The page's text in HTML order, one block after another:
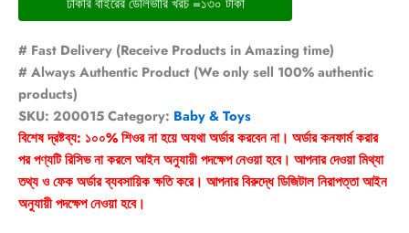
# Fast Delivery (Receive Products in Amazing time)
# Always Authentic Product (We only sell 100% authentic
products)
SKU: 200015Category: Baby & Toys
বিশেষ দ্রষ্টব্য: ১০০% শিওর না হয়ে অযথা অর্ডার করবেন না। অর্ডার কনফার্ম করার
পর পণ্যটি রিসিভ না করলে আইন অনুযায়ী পদক্ষেপ নেওয়া হবে। আপনার দেওয়া মিথ্যা
তথ্য ও ফেক অর্ডার ব্যবসায়িক ক্ষতি করে। আপনার বিরুদ্ধে ডিজিটাল নিরাপত্তা আইন
অনুযায়ী পদক্ষেপ নেওয়া হবে।